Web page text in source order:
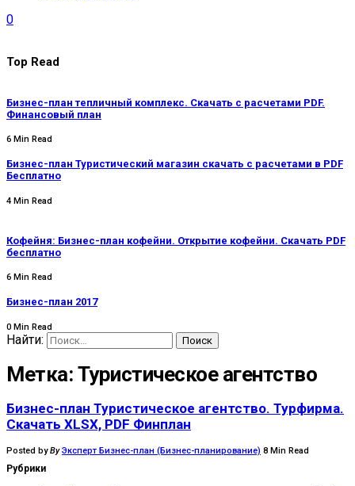
0
Top Read
Бизнес-план тепличный комплекс. Скачать с расчетами PDF.
Финансовый план
6 Min Read
Бизнес-план Туристический магазин скачать с расчетами в PDF
Бесплатно
4 Min Read
Кофейня: Бизнес-план кофейни. Открытие кофейни. Скачать PDF
бесплатно
6 Min Read
Бизнес-план 2017
0 Min Read
Найти:
Метка: Туристическое агентство
Бизнес-план Туристическое агентство. Турфирма.
Скачать XLSX, PDF Финплан
Posted by ByЭксперт Бизнес-план (Бизнес-планирование) 8 Min Read
Рубрики